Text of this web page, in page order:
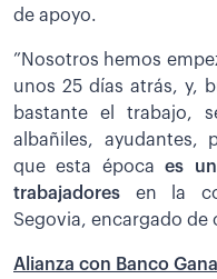
de apoyo.
”Nosotros hemos
unos 25 días atrás, y,
bastante el trabajo,
albañiles, ayudantes,
que esta épocaes
trabajadores en la
Segovia, encargado de
Alianza con Banco